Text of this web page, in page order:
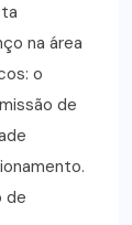
na área
o
de
de